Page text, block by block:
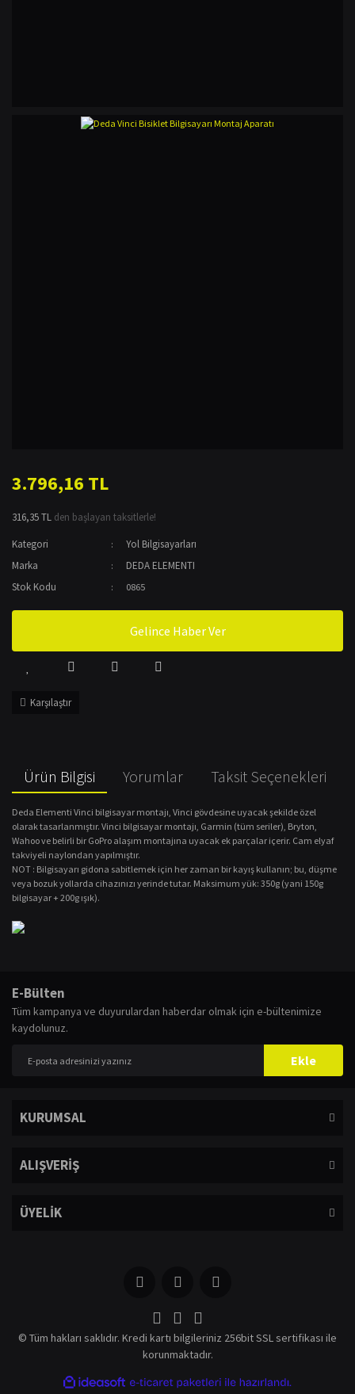
3.796,16 TL
316,35 TL den başlayan taksitlerle!
Kategori
Yol Bilgisayarları
Marka
DEDA ELEMENTI
Stok Kodu
0865
Gelince Haber Ver
Karşılaştır
Ürün Bilgisi Yorumlar Taksit Seçenekleri
Deda Elementi Vinci bilgisayar montajı, Vinci gövdesine uyacak şekilde özel
olarak tasarlanmıştır. Vinci bilgisayar montajı, Garmin (tüm seriler), Bryton,
Wahoo ve belirli bir GoPro alaşım montajına uyacak ek parçalar içerir. Cam elyaf
takviyeli naylondan yapılmıştır.
NOT : Bilgisayarı gidona sabitlemek için her zaman bir kayış kullanın; bu, düşme
veya bozuk yollarda cihazınızı yerinde tutar. Maksimum yük: 350g (yani 150g
bilgisayar + 200g ışık).
iletebilirsiniz.
Görüş ve önerileriniz için teşekkür ederiz.
Ürün fiyatı diğer sitelerden daha pahalı.
E-Bülten
Tüm kampanya ve duyurulardan haberdar olmak için e-bültenimize
kaydolunuz.
Ekle
KURUMSAL
ALIŞVERİŞ
ÜYELİK
© Tüm hakları saklıdır. Kredi kartı bilgileriniz 256bit SSL sertifikası ile
korunmaktadır.
ideasoft
e-